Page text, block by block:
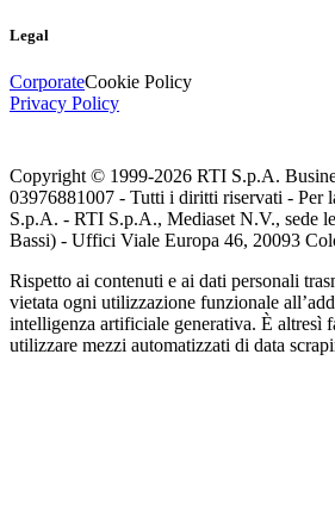
Legal
CorporateCookie Policy
Privacy Policy
Copyright © 1999-2026 RTI S.p.A.
03976881007 - Tutti i diritti riservati - Per
S.p.A. - RTI S.p.A., Mediaset N.V., sede
Bassi) - Uffici Viale Europa 46, 20093
Rispetto ai contenuti e ai dati personali
vietata ogni utilizzazione funzionale
intelligenza artificiale generativa. È altresì
utilizzare mezzi automatizzati di data